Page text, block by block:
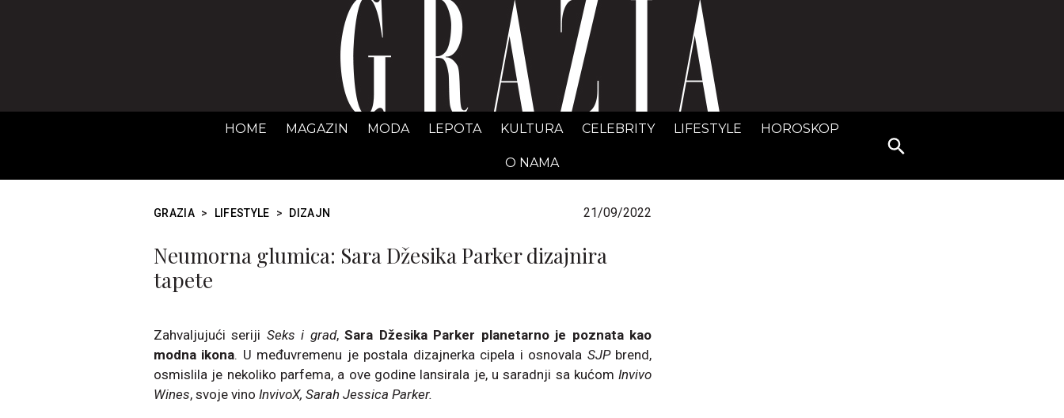
GRAZIA Srbija
HOME MAGAZIN MODA LEPOTA KULTURA CELEBRITY LIFESTYLE HOROSKOP
O NAMA
Search
for:
GRAZIA > LIFESTYLE > DIZAJN 21/09/2022
Neumorna glumica: Sara Džesika Parker dizajnira
tapete
Zahvaljujući seriji Seks i grad,Sara Džesika Parker planetarno je poznata kao
modna ikona. U međuvremenu je postala dizajnerka cipela i osnovala SJPbrend,
osmislila je nekoliko parfema, a ove godine lansirala je, u saradnji sa kućom Invivo
Wines, svoje vino InvivoX, Sarah Jessica Parker.